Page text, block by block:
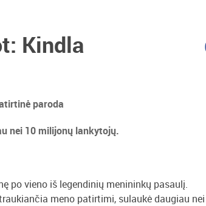
Kindla
paroda
nei 10 milijonų lankytojų.
po vieno iš legendinių menininkų pasaulį.
meno patirtimi, sulaukė daugiau